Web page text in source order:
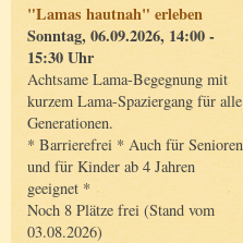
"Lamas hautnah" erleben
Sonntag, 06.09.2026, 14:00 -
15:30 Uhr
Achtsame Lama-Begegnung mit
kurzem Lama-Spaziergang für alle
Generationen.
* Barrierefrei * Auch für Senioren
und für Kinder ab 4 Jahren
geeignet *
Noch 8 Plätze frei (Stand vom
03.08.2026)